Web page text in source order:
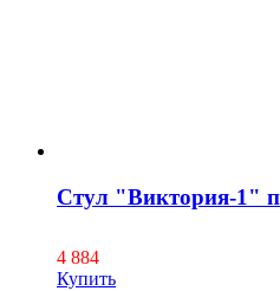
Стул "Виктория-1"
4 884
Купить